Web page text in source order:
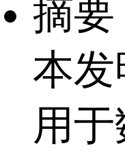
摘要
本发
用